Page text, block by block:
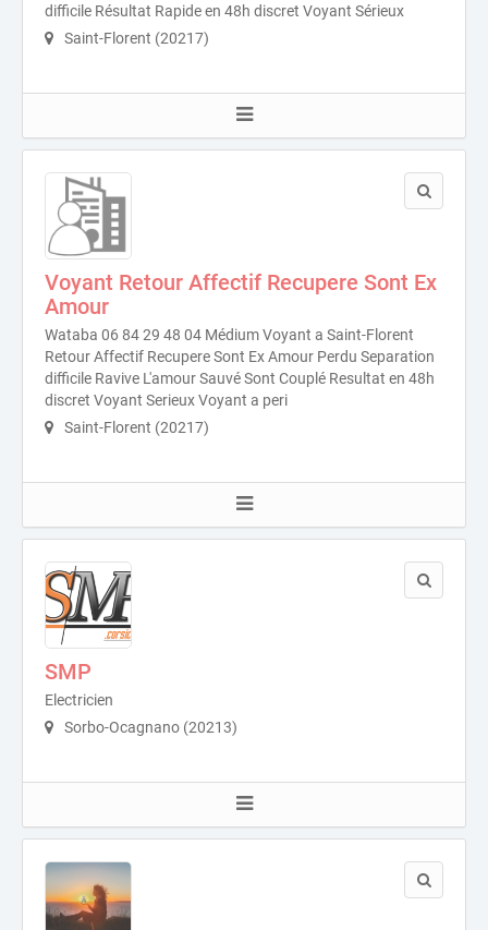
difficile Résultat Rapide en 48h discret Voyant Sérieux
Saint-Florent (20217)
Voyant Retour Affectif Recupere Sont Ex
Amour
Wataba 06 84 29 48 04 Médium Voyant a Saint-Florent
Retour Affectif Recupere Sont Ex Amour Perdu Separation
difficile Ravive L'amour Sauvé Sont Couplé Resultat en 48h
discret Voyant Serieux Voyant a peri
Saint-Florent (20217)
SMP
Electricien
Sorbo-Ocagnano (20213)